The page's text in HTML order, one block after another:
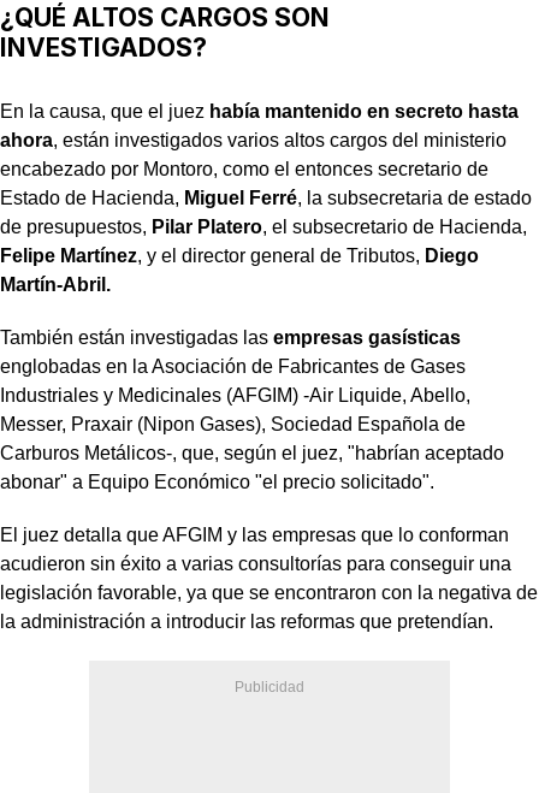
¿QUÉ ALTOS CARGOS SON
INVESTIGADOS?
En la causa, que el juez había mantenido en secreto hasta
ahora, están investigados varios altos cargos del ministerio
encabezado por Montoro, como el entonces secretario de
Estado de Hacienda, Miguel Ferré, la subsecretaria de estado
de presupuestos, Pilar Platero, el subsecretario de Hacienda,
Felipe Martínez, y el director general de Tributos, Diego
Martín-Abril.
También están investigadas las empresas gasísticas
englobadas en la Asociación de Fabricantes de Gases
Industriales y Medicinales (AFGIM) -Air Liquide, Abello,
Messer, Praxair (Nipon Gases), Sociedad Española de
Carburos Metálicos-, que, según el juez, "habrían aceptado
abonar" a Equipo Económico "el precio solicitado".
El juez detalla que AFGIM y las empresas que lo conforman
acudieron sin éxito a varias consultorías para conseguir una
legislación favorable, ya que se encontraron con la negativa de
la administración a introducir las reformas que pretendían.